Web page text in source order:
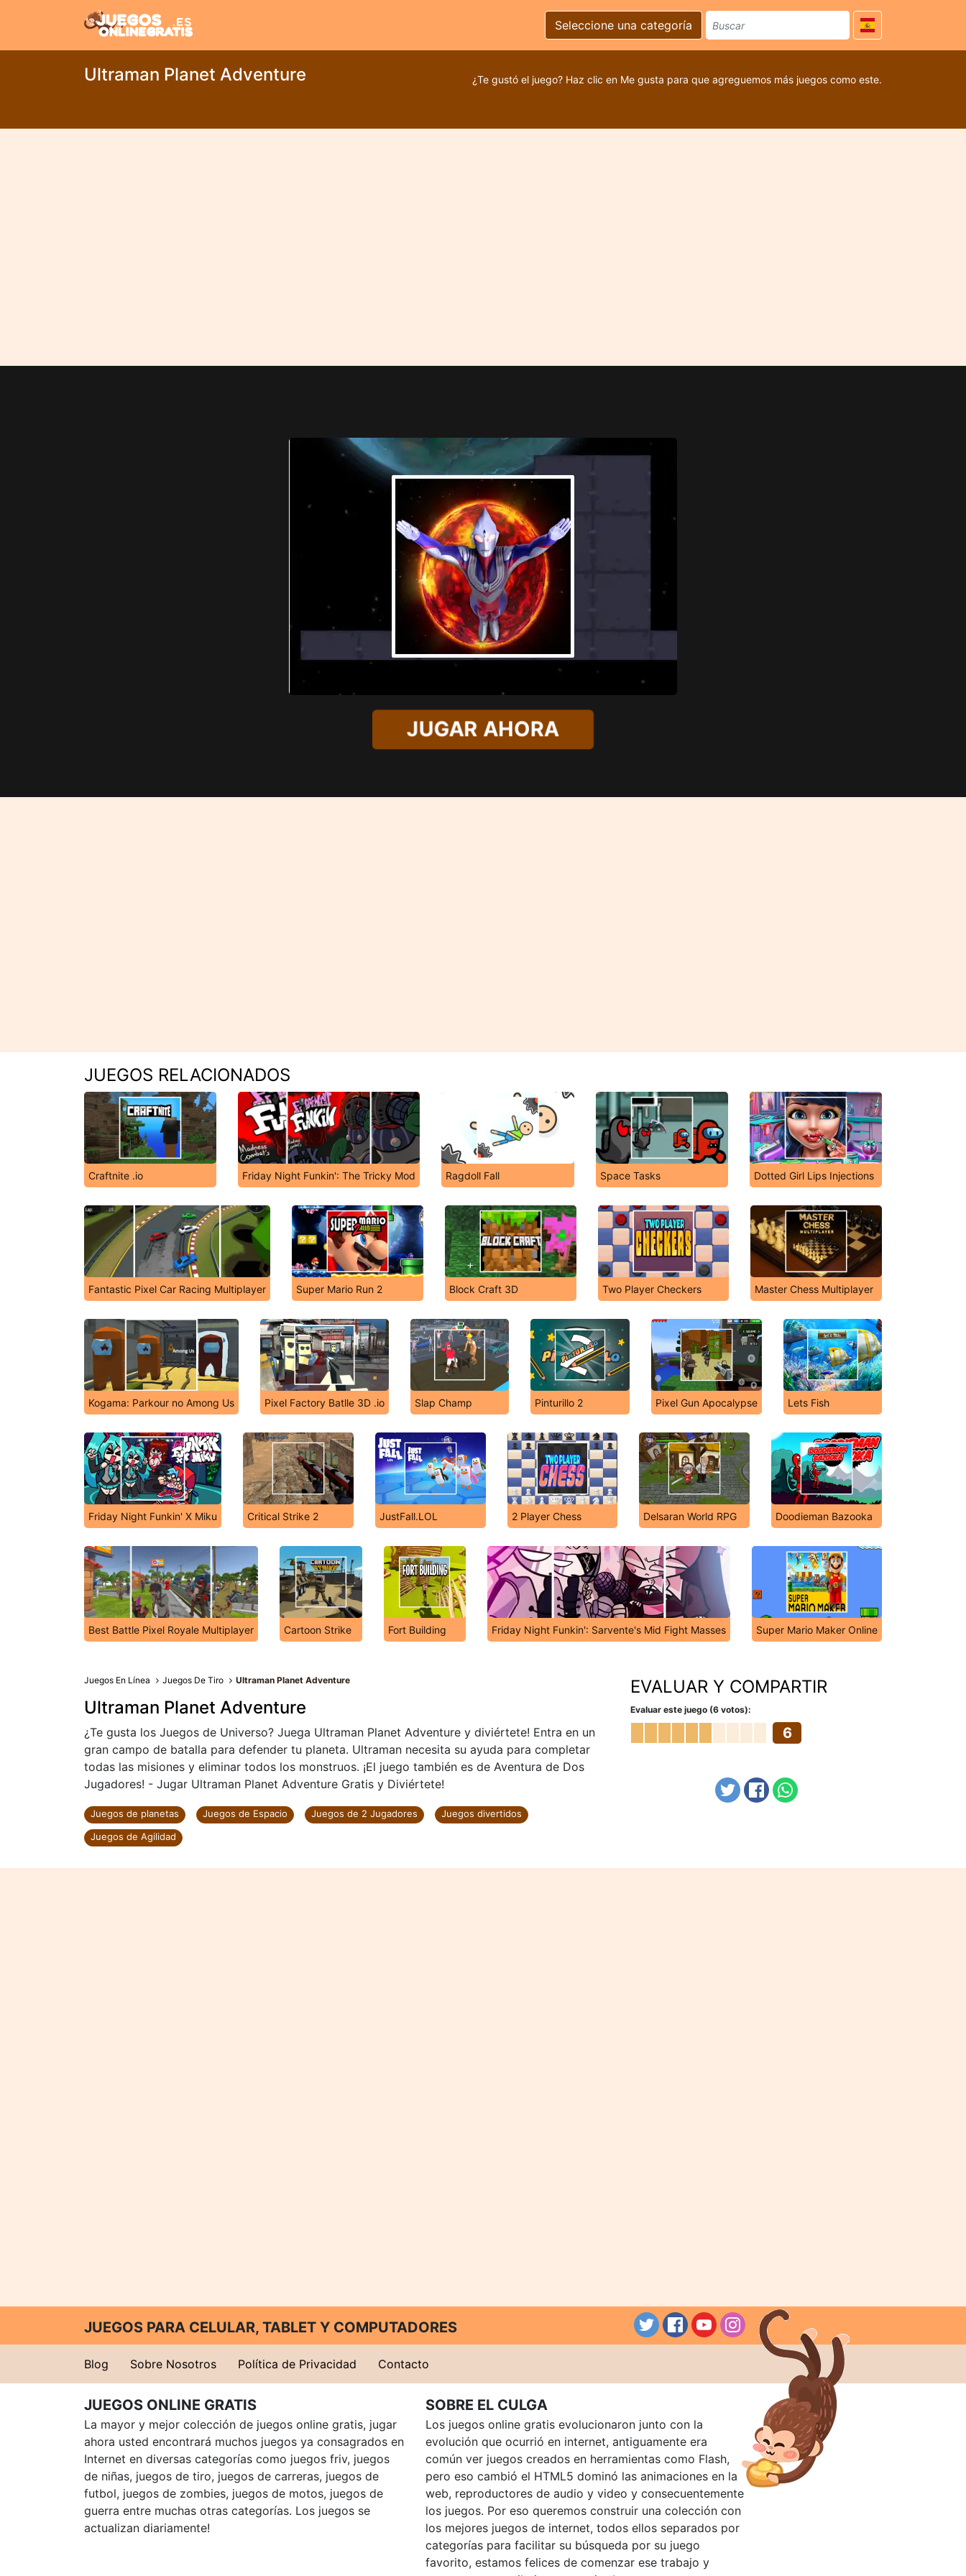
Seleccione una categoría
Ultraman Planet Adventure ¿Te gustó el juego? Haz clic en Me gusta para que agreguemos más juegos como este.
JUGAR AHORA
JUEGOS RELACIONADOS
Craftnite .io Friday Night Funkin': The Tricky Mod Ragdoll Fall Space Tasks Dotted Girl Lips Injections
Fantastic Pixel Car Racing Multiplayer Super Mario Run 2 Block Craft 3D Two Player Checkers Master Chess Multiplayer
Kogama: Parkour no Among Us Pixel Factory Batlle 3D .io Slap Champ Pinturillo 2 Pixel Gun Apocalypse Lets Fish
Friday Night Funkin' X Miku Critical Strike 2 JustFall.LOL 2 Player Chess Delsaran World RPG Doodieman Bazooka
Best Battle Pixel Royale Multiplayer Cartoon Strike Fort Building Friday Night Funkin': Sarvente's Mid Fight Masses Super Mario Maker Online
Juegos En Línea Juegos De Tiro Ultraman Planet Adventure
Ultraman Planet Adventure
¿Te gusta los Juegos de Universo? Juega Ultraman Planet Adventure y diviértete! Entra en un
gran campo de batalla para defender tu planeta. Ultraman necesita su ayuda para completar
todas las misiones y eliminar todos los monstruos. ¡El juego también es de Aventura de Dos
Jugadores! - Jugar Ultraman Planet Adventure Gratis y Diviértete!
Juegos de planetas Juegos de Espacio Juegos de 2 Jugadores
Juegos divertidos
Juegos de Agilidad
EVALUAR Y COMPARTIR
Evaluar este juego (6 votos):
6
JUEGOS PARA CELULAR, TABLET Y COMPUTADORES
Blog Sobre Nosotros Política de Privacidad Contacto
JUEGOS ONLINE GRATIS
La mayor y mejor colección de juegos online gratis, jugar
ahora usted encontrará muchos juegos ya consagrados en
Internet en diversas categorías como juegos friv, juegos
de niñas, juegos de tiro, juegos de carreras, juegos de
futbol, juegos de zombies, juegos de motos, juegos de
guerra entre muchas otras categorías. Los juegos se
actualizan diariamente!
SOBRE EL CULGA
Los juegos online gratis evolucionaron junto con la
evolución que ocurrió en internet, antiguamente era
común ver juegos creados en herramientas como Flash,
pero eso cambió el HTML5 dominó las animaciones en la
web, reproductores de audio y video y consecuentemente
los juegos. Por eso queremos construir una colección con
los mejores juegos de internet, todos ellos separados por
categorías para facilitar su búsqueda por su juego
favorito, estamos felices de comenzar ese trabajo y